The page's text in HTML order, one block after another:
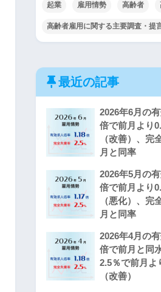
起業 雇用情勢 高齢者
高齢者雇用に関する主要調査・提
最近の記事
2026年6月の
倍で前月より
（改善）、完
月と同率
2026年5月の
倍で前月より
（悪化）、完
月と同率
2026年4月の
倍で前月と同
2.5％で前月よ
（改善）